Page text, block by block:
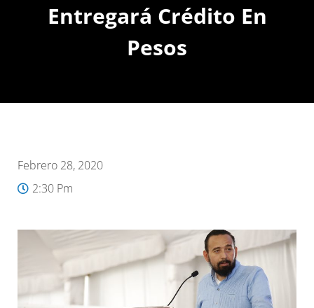
Entregará Crédito En
Pesos
Febrero 28, 2020
2:30 Pm